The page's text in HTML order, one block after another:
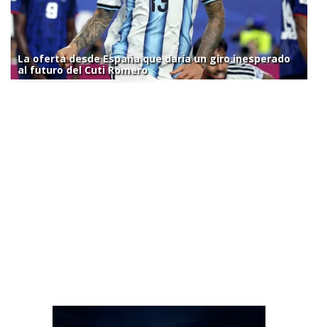
La oferta desde España que daría un giro inesperado
al futuro del Cuti Romero